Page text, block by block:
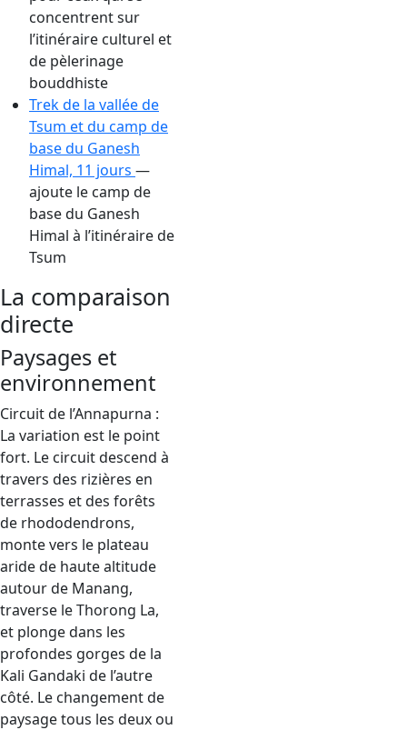
concentrent sur
l’itinéraire culturel et
de pèlerinage
bouddhiste
Trek de la vallée de
Tsum et du camp de
base du Ganesh
Himal, 11 jours —
ajoute le camp de
base du Ganesh
Himal à l’itinéraire de
Tsum
La comparaison
directe
Paysages et
environnement
Circuit de l’Annapurna :
La variation est le point
fort. Le circuit descend à
travers des rizières en
terrasses et des forêts
de rhododendrons,
monte vers le plateau
aride de haute altitude
autour de Manang,
traverse le Thorong La,
et plonge dans les
profondes gorges de la
Kali Gandaki de l’autre
côté. Le changement de
paysage tous les deux ou